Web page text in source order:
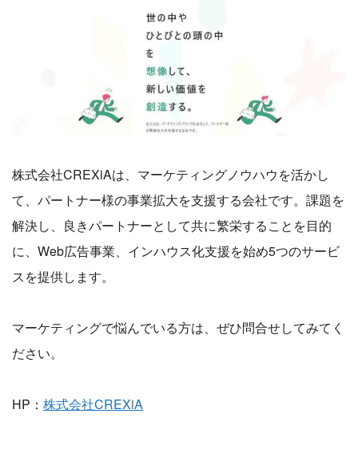
株式会社CREXiAは、マーケティングノウハウを活かし
て、パートナー様の事業拡大を支援する会社です。課題を
解決し、良きパートナーとして共に繁栄することを目的
に、Web広告事業、インハウス化支援を始め5つのサービ
スを提供します。
マーケティングで悩んでいる方は、ぜひ問合せしてみてく
ださい。
HP： 株式会社CREXiA